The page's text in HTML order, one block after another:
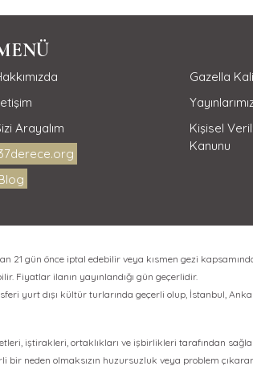
Arayalım
Gazella
Kişisel
Kanunu
21 gün önce iptal edebilir veya kısmen gezi
Fiyatlar ilanın yayınlandığı gün geçerlidir.
yurt dışı kültür turlarında geçerli olup, İstanbul,
iştirakleri, ortaklıkları ve işbirlikleri tarafından
neden olmaksızın huzursuzluk veya problem